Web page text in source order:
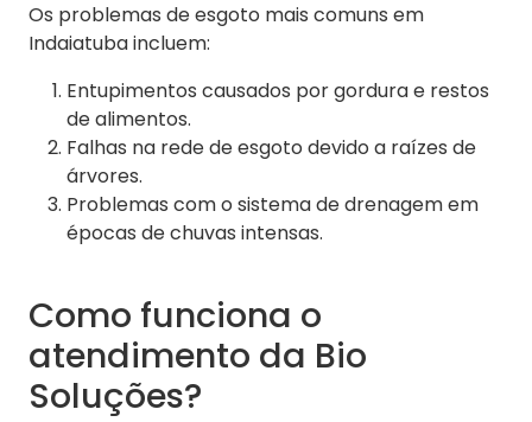
Os problemas de esgoto mais comuns em
Indaiatuba incluem:
Entupimentos causados por gordura e restos
de alimentos.
Falhas na rede de esgoto devido a raízes de
árvores.
Problemas com o sistema de drenagem em
épocas de chuvas intensas.
Como funciona o
atendimento da Bio
Soluções?